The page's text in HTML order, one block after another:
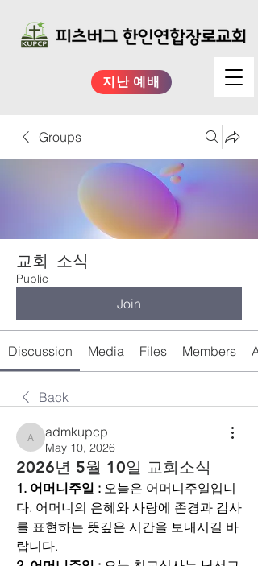
지난 예배
Groups
교회 소식
Public
Join
Discussion Media Files Members
Back
admkupcp
admkupcp
May 10, 2026
2026년 5월 10일 교회소식
1. 어머니주일 : 오늘은 어머니주일입니
다. 어머니의 은혜와 사랑에 존경과 감사
를 표현하는 뜻깊은 시간을 보내시길 바
랍니다.